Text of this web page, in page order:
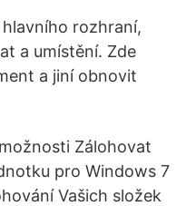
rozhraní,
a umístění. Zde
a jiní obnovit
Zálohovat
pro Windows 7
Vašich složek